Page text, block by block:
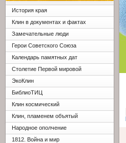
История края
Клин в документах и фактах
Замечательные люди
Герои Советского Союза
Календарь памятных дат
Столетие Первой мировой
ЭкоКлин
БиблиоТИЦ
Клин космический
Клин, пламенем объятый
Народное ополчение
1812. Война и мир